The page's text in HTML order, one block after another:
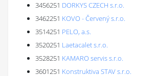
3456251 DORKYS CZECH s.r.o.
3462251 KOVO - Červený s.r.o.
3514251 PELO, a.s.
3520251 Laetacalet s.r.o.
3528251 KAMARO servis s.r.o.
3601251 Konstruktiva STAV s.r.o.